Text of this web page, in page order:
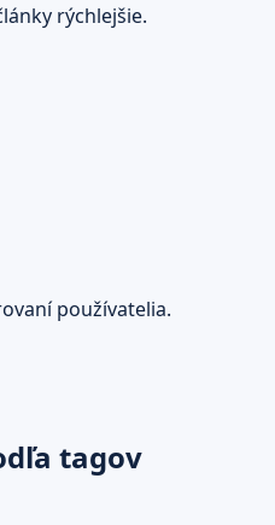
rýchlejšie.
používatelia.
tagov